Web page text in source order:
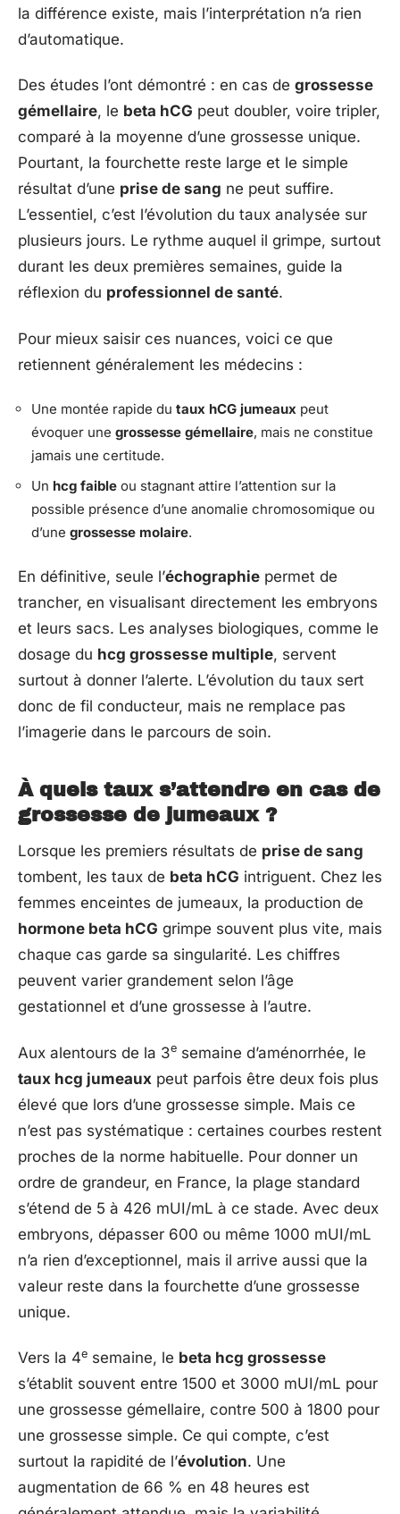
la différence existe, mais l’interprétation n’a rien
d’automatique.
Des études l’ont démontré : en cas de grossesse
gémellaire, le beta hCG peut doubler, voire tripler,
comparé à la moyenne d’une grossesse unique.
Pourtant, la fourchette reste large et le simple
résultat d’une prise de sang ne peut suffire.
L’essentiel, c’est l’évolution du taux analysée sur
plusieurs jours. Le rythme auquel il grimpe, surtout
durant les deux premières semaines, guide la
réflexion du professionnel de santé.
Pour mieux saisir ces nuances, voici ce que
retiennent généralement les médecins :
Une montée rapide du taux hCG jumeaux peut
évoquer une grossesse gémellaire, mais ne constitue
jamais une certitude.
Un hcg faible ou stagnant attire l’attention sur la
possible présence d’une anomalie chromosomique ou
d’une grossesse molaire.
En définitive, seule l’échographie permet de
trancher, en visualisant directement les embryons
et leurs sacs. Les analyses biologiques, comme le
dosage du hcg grossesse multiple, servent
surtout à donner l’alerte. L’évolution du taux sert
donc de fil conducteur, mais ne remplace pas
l’imagerie dans le parcours de soin.
À quels taux s’attendre en cas de
grossesse de jumeaux ?
Lorsque les premiers résultats de prise de sang
tombent, les taux de beta hCG intriguent. Chez les
femmes enceintes de jumeaux, la production de
hormone beta hCG grimpe souvent plus vite, mais
chaque cas garde sa singularité. Les chiffres
peuvent varier grandement selon l’âge
gestationnel et d’une grossesse à l’autre.
Aux alentours de la 3e semaine d’aménorrhée, le
taux hcg jumeaux peut parfois être deux fois plus
élevé que lors d’une grossesse simple. Mais ce
n’est pas systématique : certaines courbes restent
proches de la norme habituelle. Pour donner un
ordre de grandeur, en France, la plage standard
s’étend de 5 à 426 mUI/mL à ce stade. Avec deux
embryons, dépasser 600 ou même 1000 mUI/mL
n’a rien d’exceptionnel, mais il arrive aussi que la
valeur reste dans la fourchette d’une grossesse
unique.
Vers la 4e semaine, le beta hcg grossesse
s’établit souvent entre 1500 et 3000 mUI/mL pour
une grossesse gémellaire, contre 500 à 1800 pour
une grossesse simple. Ce qui compte, c’est
surtout la rapidité de l’évolution. Une
augmentation de 66 % en 48 heures est